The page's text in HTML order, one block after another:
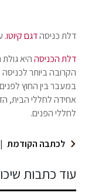
דלת כניסהדגם קיוטו.
דלת הכניסההיא
הקרובה ביותר
במעבר בין החוץ
אחידה לחללי הבית,
לחללי הפנים.
לכתבה הקודמת |
עוד כתבות